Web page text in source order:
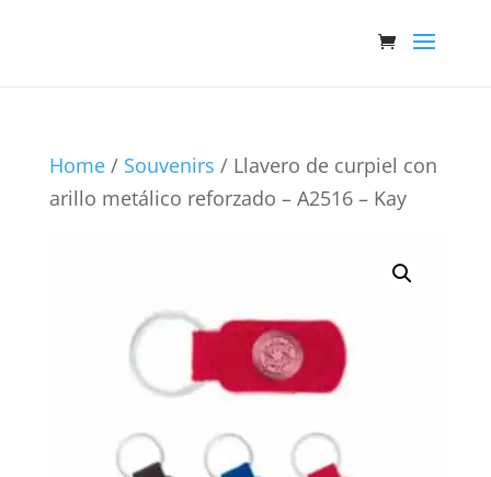
Home/ Souvenirs / Llavero de curpiel con
arillo metálico reforzado – A2516 – Kay